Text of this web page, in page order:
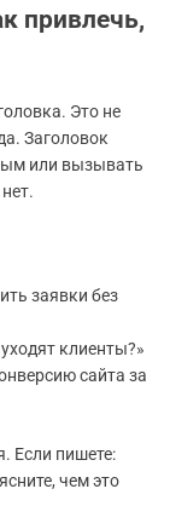
привлечь,
Это не
Заголовок
или вызывать
заявки без
клиенты?»
сайта за
Если пишете:
чем это